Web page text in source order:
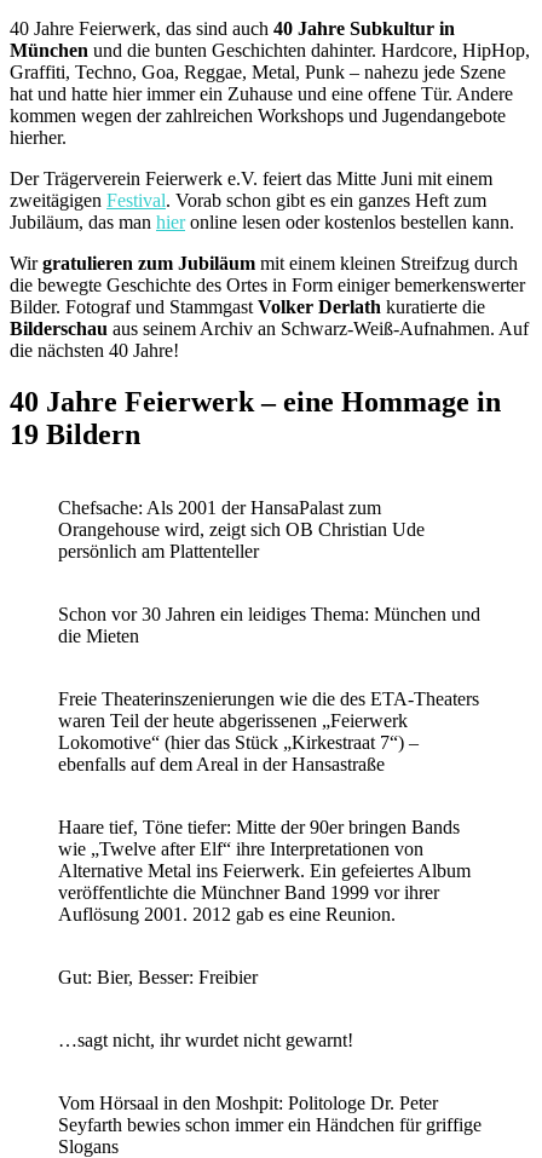
40 Jahre Feierwerk, das sind auch 40 Jahre Subkultur in
München und die bunten Geschichten dahinter. Hardcore, HipHop,
Graffiti, Techno, Goa, Reggae, Metal, Punk – nahezu jede Szene
hat und hatte hier immer ein Zuhause und eine offene Tür. Andere
kommen wegen der zahlreichen Workshops und Jugendangebote
hierher.
Der Trägerverein Feierwerk e.V. feiert das Mitte Juni mit einem
zweitägigen Festival. Vorab schon gibt es ein ganzes Heft zum
Jubiläum, das man hieronline lesen oder kostenlos bestellen kann.
Wirgratulieren zum Jubiläum mit einem kleinen Streifzug durch
die bewegte Geschichte des Ortes in Form einiger bemerkenswerter
Bilder. Fotograf und Stammgast Volker Derlath kuratierte die
Bilderschau aus seinem Archiv an Schwarz-Weiß-Aufnahmen. Auf
die nächsten 40 Jahre!
40 Jahre Feierwerk – eine Hommage in
19 Bildern
Chefsache: Als 2001 der HansaPalast zum
Orangehouse wird, zeigt sich OB Christian Ude
persönlich am Plattenteller
Schon vor 30 Jahren ein leidiges Thema: München und
die Mieten
Freie Theaterinszenierungen wie die des ETA-Theaters
waren Teil der heute abgerissenen „Feierwerk
Lokomotive“ (hier das Stück „Kirkestraat 7“) –
ebenfalls auf dem Areal in der Hansastraße
Haare tief, Töne tiefer: Mitte der 90er bringen Bands
wie „Twelve after Elf“ ihre Interpretationen von
Alternative Metal ins Feierwerk. Ein gefeiertes Album
veröffentlichte die Münchner Band 1999 vor ihrer
Auflösung 2001. 2012 gab es eine Reunion.
Gut: Bier, Besser: Freibier
…sagt nicht, ihr wurdet nicht gewarnt!
Vom Hörsaal in den Moshpit: Politologe Dr. Peter
Seyfarth bewies schon immer ein Händchen für griffige
Slogans